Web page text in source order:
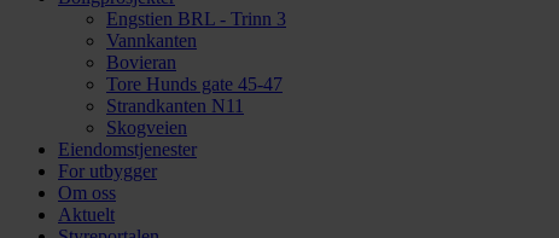
Engstien BRL - Trinn 3
Vannkanten
Bovieran
Tore Hunds gate 45-47
Strandkanten N11
Skogveien
Eiendomstjenester
For utbygger
Om oss
Aktuelt